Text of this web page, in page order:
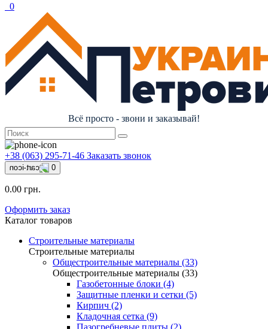
0
Всё просто - звони и заказывай!
+38 (063) 295-71-46 Заказать звонок
0
0.00 грн.
Оформить заказ
Каталог товаров
Строительные материалы
Строительные материалы
Общестроительные материалы (33)
Общестроительные материалы (33)
Газобетонные блоки (4)
Защитные пленки и сетки (5)
Кирпич (2)
Кладочная сетка (9)
Пазогребневые плиты (2)